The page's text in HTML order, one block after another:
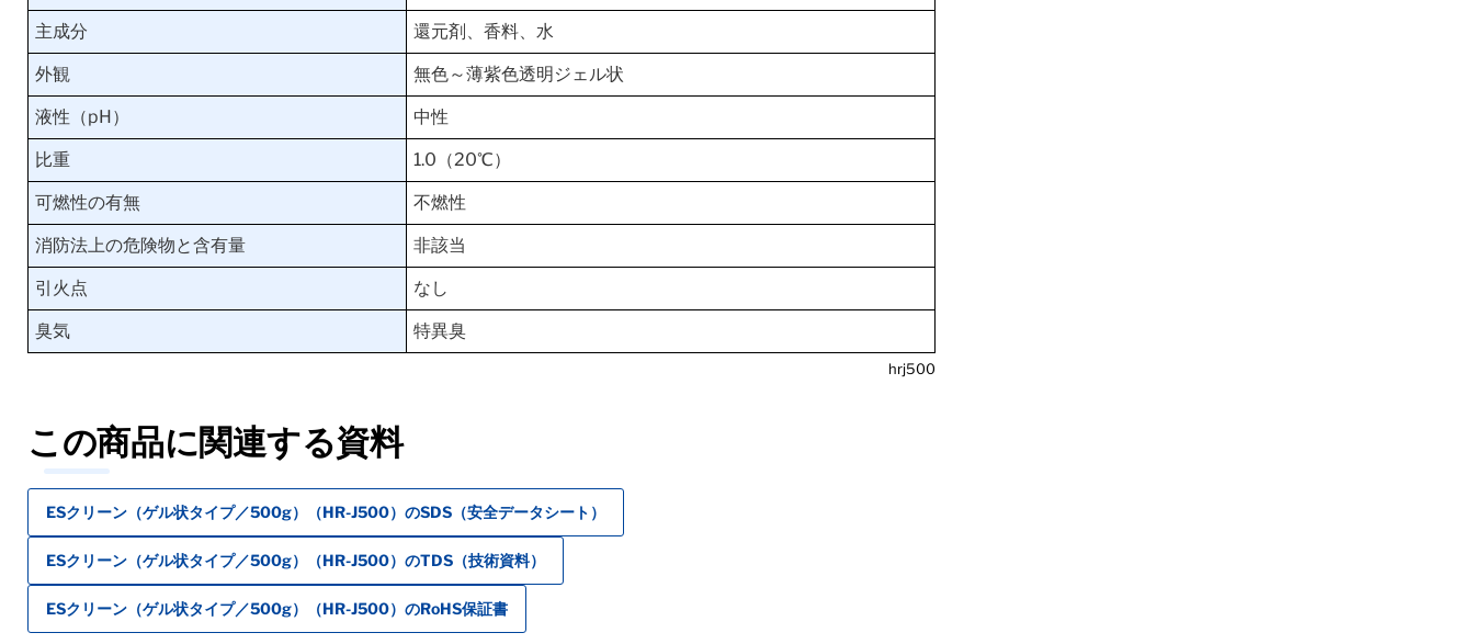
主成分 還元剤、香料、水
外観 無色～薄紫色透明ジェル状
液性（pH） 中性
比重 1.0（20℃）
可燃性の有無 不燃性
消防法上の危険物と含有量 非該当
引火点 なし
臭気 特異臭
hrj500
この商品に関連する資料
ESクリーン（ゲル状タイプ／500g）（HR-J500）のSDS（安全データシート）
ESクリーン（ゲル状タイプ／500g）（HR-J500）のTDS（技術資料）
ESクリーン（ゲル状タイプ／500g）（HR-J500）のRoHS保証書